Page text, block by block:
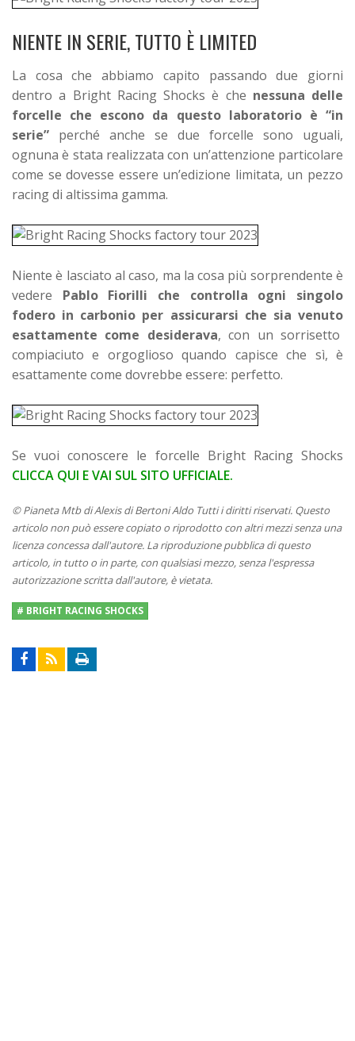
NIENTE IN SERIE, TUTTO È LIMITED
La cosa che abbiamo capito passando due giorni
dentro a Bright Racing Shocks è che nessuna delle
forcelle che escono da questo laboratorio è “in
serie” perché anche se due forcelle sono uguali,
ognuna è stata realizzata con un’attenzione particolare
come se dovesse essere un’edizione limitata, un pezzo
racing di altissima gamma.
Niente è lasciato al caso, ma la cosa più sorprendente è
vedere Pablo Fiorilli che controlla ogni singolo
fodero in carbonio per assicurarsi che sia venuto
esattamente come desiderava, con un sorrisetto
compiaciuto e orgoglioso quando capisce che sì, è
esattamente come dovrebbe essere: perfetto.
Se vuoi conoscere le forcelle Bright Racing Shocks
CLICCA QUI E VAI SUL SITO UFFICIALE.
© Pianeta Mtb di Alexis di Bertoni Aldo Tutti i diritti riservati. Questo
articolo non può essere copiato o riprodotto con altri mezzi senza una
licenza concessa dall'autore. La riproduzione pubblica di questo
articolo, in tutto o in parte, con qualsiasi mezzo, senza l'espressa
autorizzazione scritta dall'autore, è vietata.
# BRIGHT RACING SHOCKS